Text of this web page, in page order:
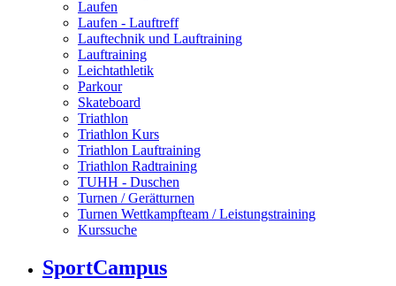
Laufen
Laufen - Lauftreff
Lauftechnik und Lauftraining
Lauftraining
Leichtathletik
Parkour
Skateboard
Triathlon
Triathlon Kurs
Triathlon Lauftraining
Triathlon Radtraining
TUHH - Duschen
Turnen / Gerätturnen
Turnen Wettkampfteam / Leistungstraining
Kurssuche
SportCampus